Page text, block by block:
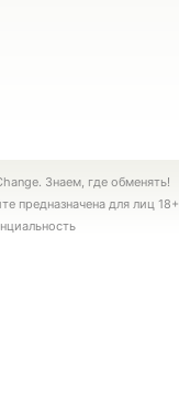
Знаем, где обменять!
предназначена для лиц 18+